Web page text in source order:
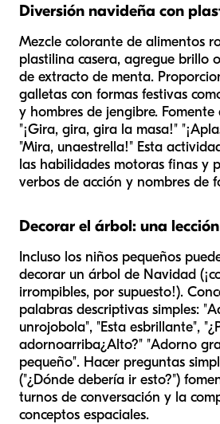
Diversión navideña con
Mezcle colorante de alimentos
plastilina casera, agregue brillo
de extracto de menta.
galletas con formas festivas
y hombres de jengibre. Fomente
"¡Gira, gira, gira la masa!"
"Mira, unaestrella!" Esta
las habilidades motoras finas y
verbos de acción y nombres de
Decorar el árbol: una
Incluso los niños pequeños
decorar un árbol de Navidad
irrompibles, por supuesto!).
palabras descriptivas simples:
unrojobola", "Esta esbrillante",
adornoarriba¿Alto?" "Adorno
pequeño". Hacer preguntas
("¿Dónde debería ir esto?")
turnos de conversación y la
conceptos espaciales.